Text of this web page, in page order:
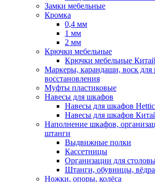
Замки мебельные
Кромка
0,4 мм
1 мм
2 мм
Крючки мебельные
Крючки мебельные Китай
Маркеры, карандаши, воск для
восстановления
Муфты пластиковые
Навесы для шкафов
Навесы для шкафов
Навесы для шкафов
Наполнение шкафов,
штанги
Выдвижные полки
Кассетницы
Организации для
Штанги, обувницы, вёдра
Ножки, опоры, колёса